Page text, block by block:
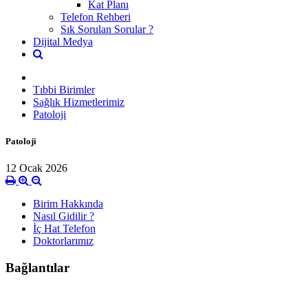
Kat Planı
Telefon Rehberi
Sık Sorulan Sorular ?
Dijital Medya
Tıbbi Birimler
Sağlık Hizmetlerimiz
Patoloji
Patoloji
12 Ocak 2026
Birim Hakkında
Nasıl Gidilir ?
İç Hat Telefon
Doktorlarımız
Bağlantılar